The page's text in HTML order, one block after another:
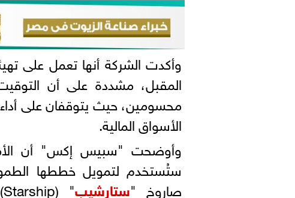
وأكدت الشركة أنها تعمل على
المقبل، مشددة على أن التوقيت
محسومين، حيث يتوقفان على
الأسواق المالية.
وأوضحت "سبيس إكس" أن
ستُستخدم لتمويل خططها
صاروخ "ستارشيب" (Starship)، وإنشاء مراكز بيانات تعمل ب